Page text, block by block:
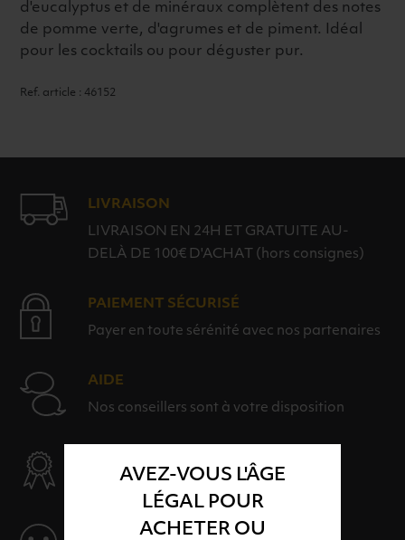
AVEZ-VOUS L'ÂGE
LÉGAL POUR
ACHETER OU
d'eucalyptus et de minéraux complètent des notes
de pomme verte, d'agrumes et de piment. Idéal
pour les cocktails ou pour déguster pur.
Ref. article : 46152
LIVRAISON
LIVRAISON EN 24H ET GRATUITE AU-
DELÀ DE 100€ D'ACHAT (hors consignes)
PAIEMENT SÉCURISÉ
Payer en toute sérénité avec nos partenaires
AIDE
Nos conseillers sont à votre disposition
SERVICE